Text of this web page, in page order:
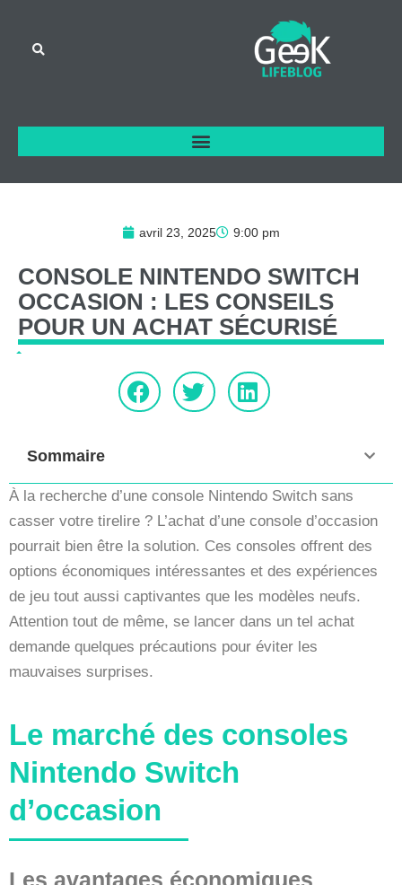
avril 23, 2025 9:00 pm
CONSOLE NINTENDO SWITCH
OCCASION : LES CONSEILS
POUR UN ACHAT SÉCURISÉ
Sommaire
À la recherche d’une console Nintendo Switch sans
casser votre tirelire ? L’achat d’une console d’occasion
pourrait bien être la solution. Ces consoles offrent des
options économiques intéressantes et des expériences
de jeu tout aussi captivantes que les modèles neufs.
Attention tout de même, se lancer dans un tel achat
demande quelques précautions pour éviter les
mauvaises surprises.
Le marché des consoles
Nintendo Switch
d’occasion
Les avantages économiques